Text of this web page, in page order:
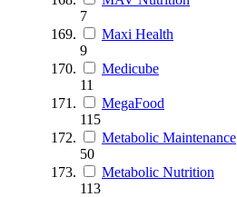
7
Maxi Health
9
Medicube
11
MegaFood
115
Metabolic Maintenance
50
Metabolic Nutrition
113